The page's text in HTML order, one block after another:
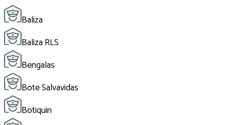
Baliza
Baliza RLS
Bengalas
Bote Salvavidas
Botiquin